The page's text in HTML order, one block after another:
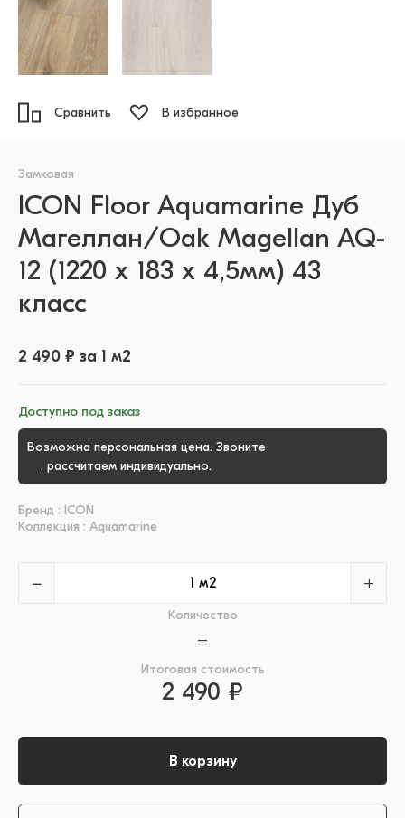
Сравнить В избранное
Замковая
ICON Floor Aquamarine Дуб
Магеллан/Oak Magellan AQ-
12 (1220 х 183 x 4,5мм) 43
класс
2 490 ₽ за 1 м2
Доступно под заказ
Возможна персональная цена. Звоните
, рассчитаем индивидуально.
Бренд : ICON
Коллекция : Aquamarine
− +
Количество
=
Итоговая стоимость
2 490 ₽
В корзину